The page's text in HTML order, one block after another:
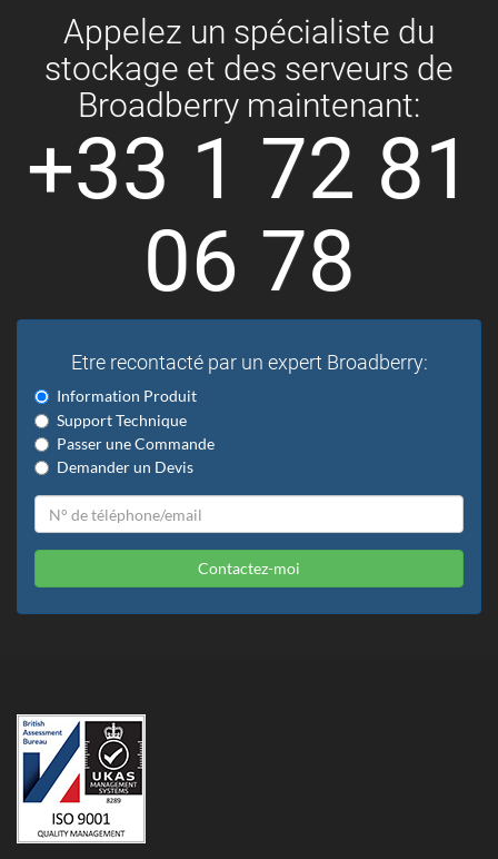
Appelez un spécialiste du
stockage et des serveurs de
Broadberry maintenant:
+33 1 72 81
06 78
Etre recontacté par un expert Broadberry:
Information Produit
Support Technique
Passer une Commande
Demander un Devis
Contactez-moi